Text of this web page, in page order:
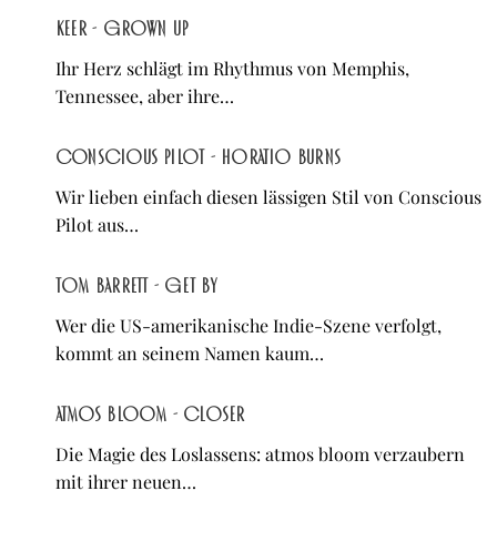
KEER - Grown Up
Ihr Herz schlägt im Rhythmus von Memphis,
Tennessee, aber ihre…
Conscious Pilot - Horatio Burns
Wir lieben einfach diesen lässigen Stil von Conscious
Pilot aus…
Tom Barrett - Get By
Wer die US-amerikanische Indie-Szene verfolgt,
kommt an seinem Namen kaum…
atmos bloom - Closer
Die Magie des Loslassens: atmos bloom verzaubern
mit ihrer neuen…